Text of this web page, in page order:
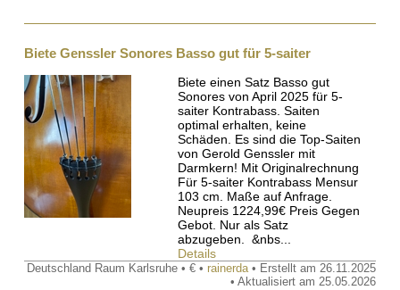
Biete Genssler Sonores Basso gut für 5-saiter
Biete einen Satz Basso gut
Sonores von April 2025 für 5-
saiter Kontrabass. Saiten
optimal erhalten, keine
Schäden. Es sind die Top-Saiten
von Gerold Genssler mit
Darmkern! Mit Originalrechnung
Für 5-saiter Kontrabass Mensur
103 cm. Maße auf Anfrage.
Neupreis 1224,99€ Preis Gegen
Gebot. Nur als Satz
abzugeben. &nbs...
Details
Deutschland Raum Karlsruhe • € • rainerda• Erstellt am 26.11.2025
• Aktualisiert am 25.05.2026